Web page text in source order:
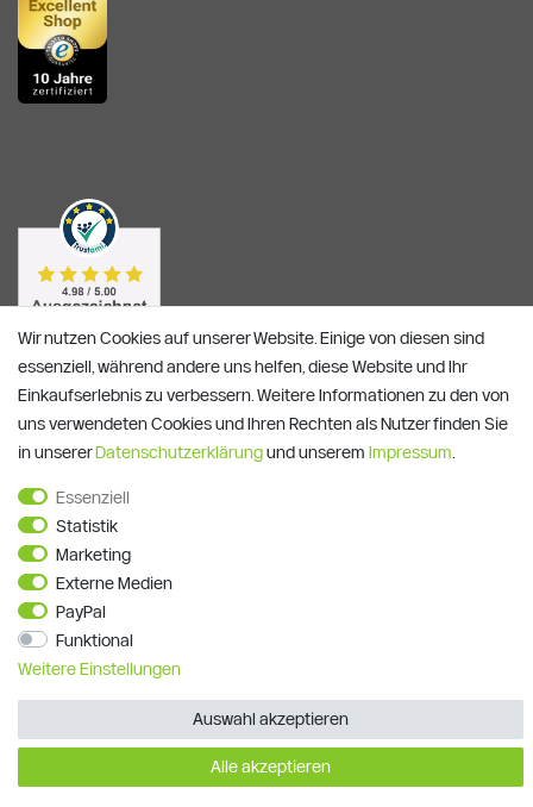
Alle Preise verstehen sich inkl. ges. MwSt. und zzgl.
© Copyright 2026 | Alle Rechte vorbehalten.
Wir nutzen Cookies auf unserer Website. Einige von diesen sind
essenziell, während andere uns helfen, diese Website und Ihr
Einkaufserlebnis zu verbessern. Weitere Informationen zu den von
uns verwendeten Cookies und Ihren Rechten als Nutzer finden Sie
in unsererDaten­schutz­erklärungund unserem Impressum
Essenziell
Statistik
Marketing
Externe Medien
PayPal
Funktional
Weitere Einstellungen
Alle akzeptieren
Auswahl akzeptieren